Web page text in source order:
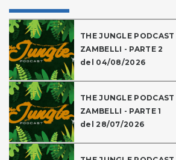
THE JUNGLE
ZAMBELLI - PARTE 2
del 04/08/2026
THE JUNGLE
ZAMBELLI - PARTE 1
del 28/07/2026